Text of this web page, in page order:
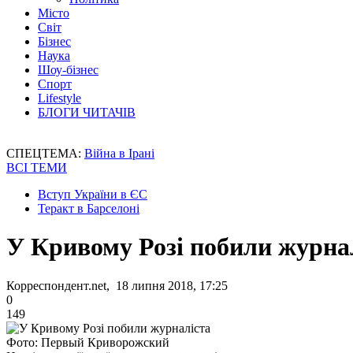
Місто
Світ
Бізнес
Наука
Шоу-бізнес
Спорт
Lifestyle
БЛОГИ ЧИТАЧІВ
СПЕЦТЕМА: Війна в Ірані
ВСІ ТЕМИ
Вступ України в ЄС
Теракт в Барселоні
У Кривому Розі побили
Корреспондент.net, 18 липня 2018, 17:25
0
149
Фото: Первый Криворожский